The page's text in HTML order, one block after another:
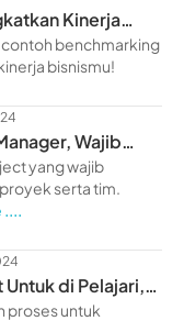
Kinerja
contoh benchmarking
bisnismu!
Wajib
yang wajib
serta tim.
....
di Pelajari,
proses untuk